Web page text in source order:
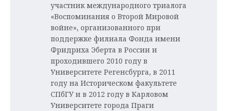
участник международного триалога
«Воспоминания о Второй Мировой
войне», организованного при
поддержке филиала Фонда имени
Фридриха Эберта в России и
проходившего 2010 году в
Университете Регенсбурга, в 2011
году на Историческом факультете
СПбГУ и в 2012 году в Карловом
Университете города Праги